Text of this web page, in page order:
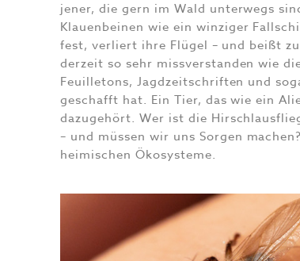
jener, die gern im Wald unterwegs
Klauenbeinen wie ein winziger
fest, verliert ihre Flügel – und beißt
derzeit so sehr missverstanden wie
Feuilletons, Jagdzeitschriften und
geschafft hat. Ein Tier, das wie ein
dazugehört. Wer ist die
– und müssen wir uns Sorgen
heimischen Ökosysteme.